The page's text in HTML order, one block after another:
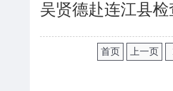
吴贤德赴连江县
首页 上一页